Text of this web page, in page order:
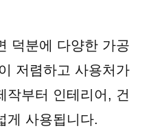
덕분에 다양한 가공
저렴하고 사용처가
작부터 인테리어, 건
게 사용됩니다.